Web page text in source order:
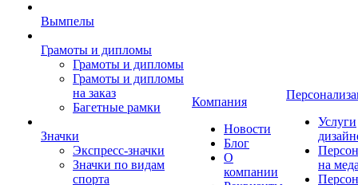
Вымпелы
Грамоты и дипломы
Грамоты и дипломы
Грамоты и дипломы
на заказ
Багетные рамки
Значки
Экспресс-значки
Значки по видам
спорта
Компания
Новости
Блог
О
компании
Услуги
на